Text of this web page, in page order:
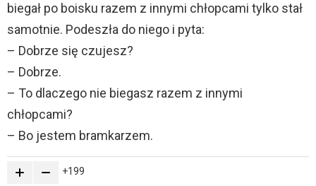
biegał po boisku razem z innymi chłopcami tylko stał
samotnie. Podeszła do niego i pyta:
– Dobrze się czujesz?
– Dobrze.
– To dlaczego nie biegasz razem z innymi
chłopcami?
– Bo jestem bramkarzem.
199